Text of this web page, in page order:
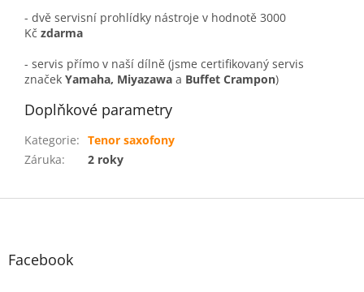
- dvě servisní prohlídky nástroje v hodnotě 3000
Kč zdarma
- servis přímo v naší dílně (jsme certifikovaný servis
značek Yamaha, Miyazawa a Buffet Crampon)
Doplňkové parametry
Kategorie: Tenor saxofony
Záruka: 2 roky
Z
Facebook